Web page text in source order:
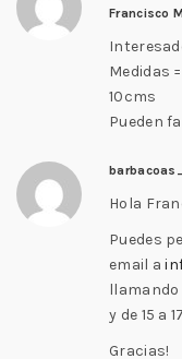
Francisco
Medidas
10cms
Pueden
Hola
Puedes
email a
llamando
y de 15 a
Gracias!